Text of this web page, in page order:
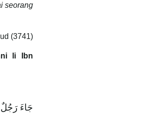
seorang
(3741)
li Ibn
جَاءَ رَجُلٌ